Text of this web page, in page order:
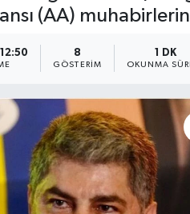
(AA)
8
GÖSTERIM
1 DK
OKUNMA